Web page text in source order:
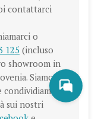
contattarci
o
125 (incluso
showroom in
Siamo
sui nostri